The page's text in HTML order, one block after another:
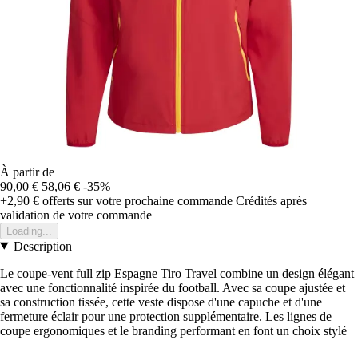
À partir de
90,00 € 58,06 € -35%
+2,90 € offerts sur votre prochaine commande Crédités après
validation de votre commande
Loading...
Description
Le coupe-vent full zip Espagne Tiro Travel combine un design élégant
avec une fonctionnalité inspirée du football. Avec sa coupe ajustée et
sa construction tissée, cette veste dispose d'une capuche et d'une
fermeture éclair pour une protection supplémentaire. Les lignes de
coupe ergonomiques et le branding performant en font un choix stylé